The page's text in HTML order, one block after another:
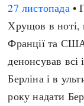
27 листопада•
Хрущов в ноті,
Франції та
денонсував всі
Берліна і в
року надати